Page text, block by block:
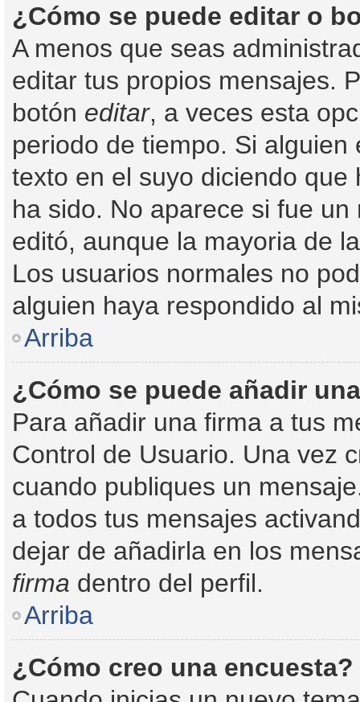
¿Cómo se puede editar o
A menos que seas
editar tus propios mensajes.
botón editar, a veces esta
periodo de tiempo. Si
texto en el suyo diciendo
ha sido. No aparece si fue
editó, aunque la mayoria de
Los usuarios normales no
alguien haya respondido al
Arriba
¿Cómo se puede añadir
Para añadir una firma a tus
Control de Usuario. Una vez
cuando publiques un
a todos tus mensajes
dejar de añadirla en los
firma dentro del perfil.
Arriba
¿Cómo creo una encuesta?